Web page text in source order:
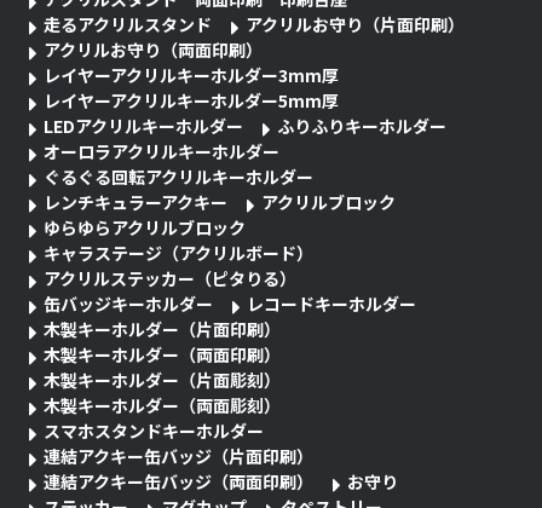
走るアクリルスタンド
アクリルお守り（片面印刷）
アクリルお守り（両面印刷）
レイヤーアクリルキーホルダー3mm厚
レイヤーアクリルキーホルダー5mm厚
LEDアクリルキーホルダー
ふりふりキーホルダー
オーロラアクリルキーホルダー
ぐるぐる回転アクリルキーホルダー
レンチキュラーアクキー
アクリルブロック
ゆらゆらアクリルブロック
キャラステージ（アクリルボード）
アクリルステッカー（ピタりる）
缶バッジキーホルダー
レコードキーホルダー
木製キーホルダー（片面印刷）
木製キーホルダー（両面印刷）
木製キーホルダー（片面彫刻）
木製キーホルダー（両面彫刻）
スマホスタンドキーホルダー
連結アクキー缶バッジ（片面印刷）
連結アクキー缶バッジ（両面印刷）
お守り